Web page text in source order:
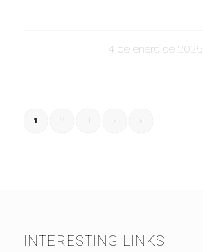
4 de enero de 2026
1 3
INTERESTING LINKS